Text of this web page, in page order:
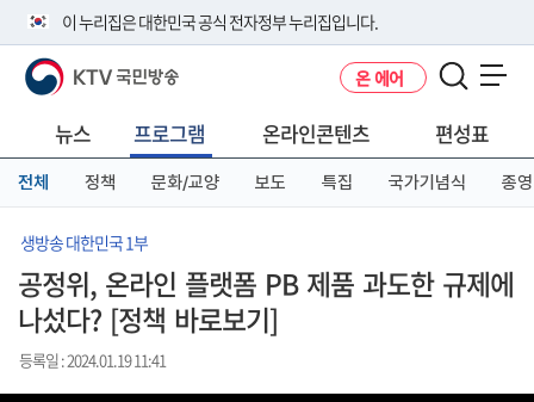
이 누리집은 대한민국 공식 전자정부 누리집입니다.
공식 누리집 주소 확인하기
니다.
이밖에 or.kr 또는 .kr등 다른 도메인 주소를 사용하고 있다면 아래 URL에
서 도메인 주소를 확인해 보세요
KTV 국민방송 온 에어
뉴스 프로그램 온라인콘텐츠 편성표
전체 정책 문화/교양 보도 특집 국가기념식 종영
생방송 대한민국 1부
공정위, 온라인 플랫폼 PB 제품 과도한 규제에
나섰다? [정책 바로보기]
등록일 : 2024.01.19 11:41